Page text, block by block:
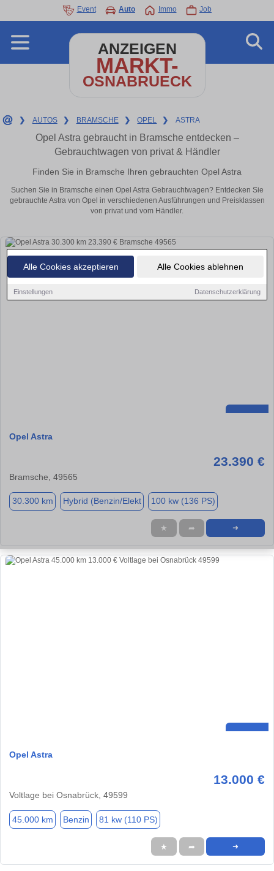
Alle Cookies akzeptieren Alle Cookies ablehnen
Einstellungen Datenschutzerklärung
Event Auto Immo Job
ANZEIGEN
MARKT-
OSNABRUECK
❯ AUTOS ❯ BRAMSCHE ❯ OPEL ❯ ASTRA
Opel Astra gebraucht in Bramsche entdecken –
Gebrauchtwagen von privat & Händler
Finden Sie in Bramsche Ihren gebrauchten Opel Astra
Suchen Sie in Bramsche einen Opel Astra Gebrauchtwagen? Entdecken Sie
gebrauchte Astra von Opel in verschiedenen Ausführungen und Preisklassen
von privat und vom Händler.
Opel Astra
23.390 €
Bramsche, 49565
30.300 km Hybrid (Benzin/Elekt 100 kw (136 PS)
★ ➦ ➜
Opel Astra
13.000 €
Voltlage bei Osnabrück, 49599
45.000 km Benzin 81 kw (110 PS)
★ ➦ ➜